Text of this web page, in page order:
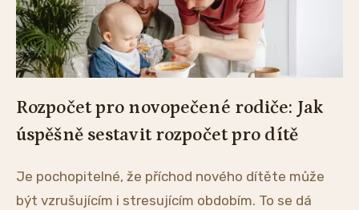
Rozpočet pro novopečené rodiče: Jak
úspěšně sestavit rozpočet pro dítě
Je pochopitelné, že příchod nového dítěte může
být vzrušujícím i stresujícím obdobím. To se dá